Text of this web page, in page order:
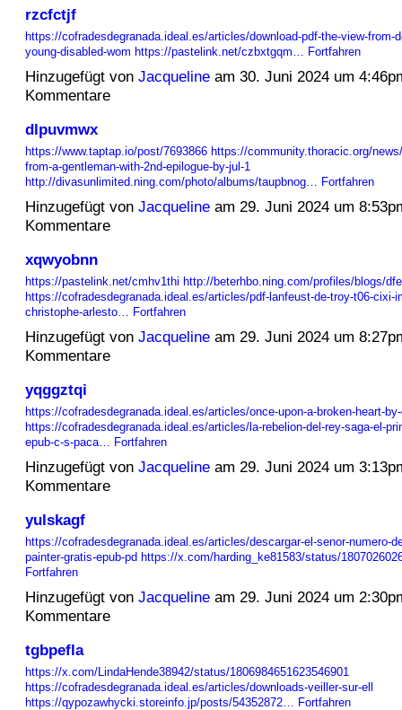
rzcfctjf
https://cofradesdegranada.ideal.es/articles/download-pdf-the-view-from-
young-disabled-wom https://pastelink.net/czbxtgqm… Fortfahren
Hinzugefügt von Jacquelineam 30. Juni 2024 um
Kommentare
dlpuvmwx
https://www.taptap.io/post/7693866 https://community.thoracic.org/
from-a-gentleman-with-2nd-epilogue-by-jul-1
http://divasunlimited.ning.com/photo/albums/taupbnog…
Fortfahren
Hinzugefügt von Jacquelineam 29. Juni 2024 um
Kommentare
xqwyobnn
https://pastelink.net/cmhv1thi http://beterhbo.ning.com/profiles/blogs/
https://cofradesdegranada.ideal.es/articles/pdf-lanfeust-de-troy-t06-cixi-
christophe-arlesto…
Fortfahren
Hinzugefügt von Jacquelineam 29. Juni 2024 um
Kommentare
yqggztqi
https://cofradesdegranada.ideal.es/articles/once-upon-a-broken-heart-
https://cofradesdegranada.ideal.es/articles/la-rebelion-del-rey-saga-el-
epub-c-s-paca…
Fortfahren
Hinzugefügt von Jacquelineam 29. Juni 2024 um
Kommentare
yulskagf
https://cofradesdegranada.ideal.es/articles/descargar-el-senor-numero-
painter-gratis-epub-pd https://x.com/harding_ke81583/status/
Fortfahren
Hinzugefügt von Jacquelineam 29. Juni 2024 um
Kommentare
tgbpefla
https://x.com/LindaHende38942/status/1806984651623546901
https://cofradesdegranada.ideal.es/articles/downloads-veiller-sur-ell
https://qypozawhycki.storeinfo.jp/posts/54352872…
Fortfahren